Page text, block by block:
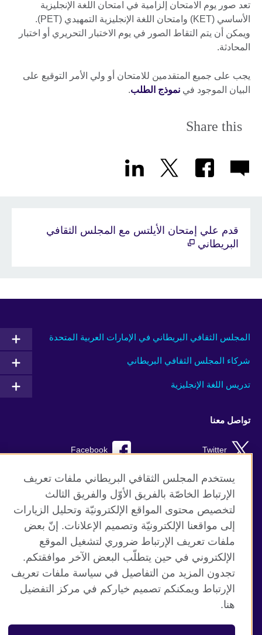
تعد صور يوم الامتحان إلزامية في امتحان اللغة الإنجليزية
الأساسي (KET) وامتحان اللغة الإنجليزية التمهيدي (PET).
ويمكن أن يتم التقاط الصور في يوم الاختبار التحريري أو اختبار
المحادثة.
يجب على جميع المتقدمين للامتحان أو ولي الأمر التوقيع على
البيان الموجود في نموذج الطلب.
Share this
قدم علي إمتحان الأيلتس مع المجلس الثقافي
البريطاني
المجلس الثقافي البريطاني في الإمارات العربية المتحدة
شركاء المجلس الثقافي البريطاني
تدريس اللغة الإنجليزية
تواصل معنا
Facebook Twitter
Instagram RSS
TikTok
موقع المجلس الثقافي البريطاني العالمي
الخصوصية وشروط الاستخدام
ملفات تعريف الإرتباط
خريطة الموقع
يستخدم المجلس الثقافي البريطاني ملفات تعريف
الإرتباط الخاصّة بالفريق الأوّل والفريق الثالث
لتخصيص محتوى المواقع الإلكترونيّة وتحليل الزيارات
إلى مواقعنا الإلكترونيّة وتصميم الإعلانات. إنّ بعض
ملفات تعريف الإرتباط ضروري لتشغيل الموقع
الإلكتروني في حين يتطلّب البعض الآخر موافقتكم.
تجدون المزيد من التفاصيل في سياسة ملفات تعريف
الإرتباط ويمكنكم تصميم خياركم في مركز التفضيل
هنا.